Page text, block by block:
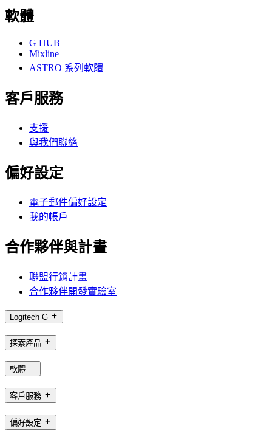
軟體
G HUB
Mixline
ASTRO 系列軟體
客戶服務
支援
與我們聯絡
偏好設定
電子郵件偏好設定
我的帳戶
合作夥伴與計畫
聯盟行銷計畫
合作夥伴開發實驗室
Logitech G
探索產品
軟體
客戶服務
偏好設定